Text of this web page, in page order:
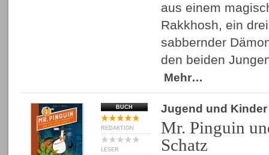
aus einem
Rakkhosh, ein
sabbernder
den beiden
Mehr…
BUCH
REDAKTION
LESER
Jugend und Kinder
Mr. Pinguin
Schatz